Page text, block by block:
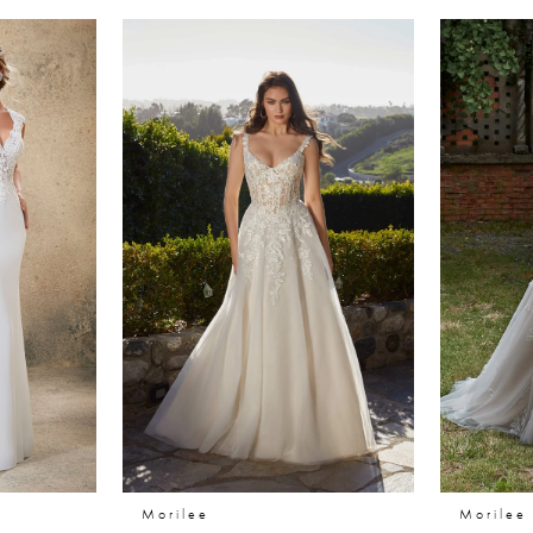
Morilee
Morilee